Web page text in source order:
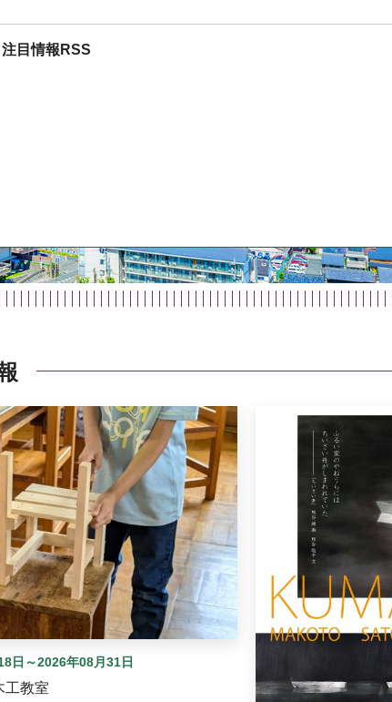
注目情報RSS
日～2026年08月31日
工教室